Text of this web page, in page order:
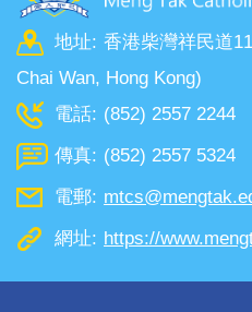
地址: 香港柴灣祥民道
Chai Wan, Hong Kong)
電話: (852) 2557 2244
傳真: (852) 2557 5324
電郵:
網址: https://